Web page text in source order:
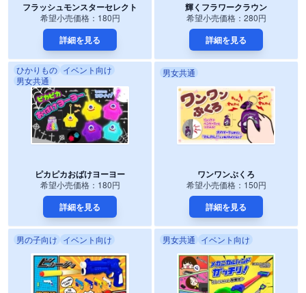
フラッシュモンスターセレクト
希望小売価格：180円
詳細を見る
輝くフラワークラウン
希望小売価格：280円
詳細を見る
ひかりもの イベント向け
男女共通
ピカピカおばけヨーヨー
希望小売価格：180円
詳細を見る
男女共通
ワンワンぶくろ
希望小売価格：150円
詳細を見る
男の子向け イベント向け 男女共通 イベント向け